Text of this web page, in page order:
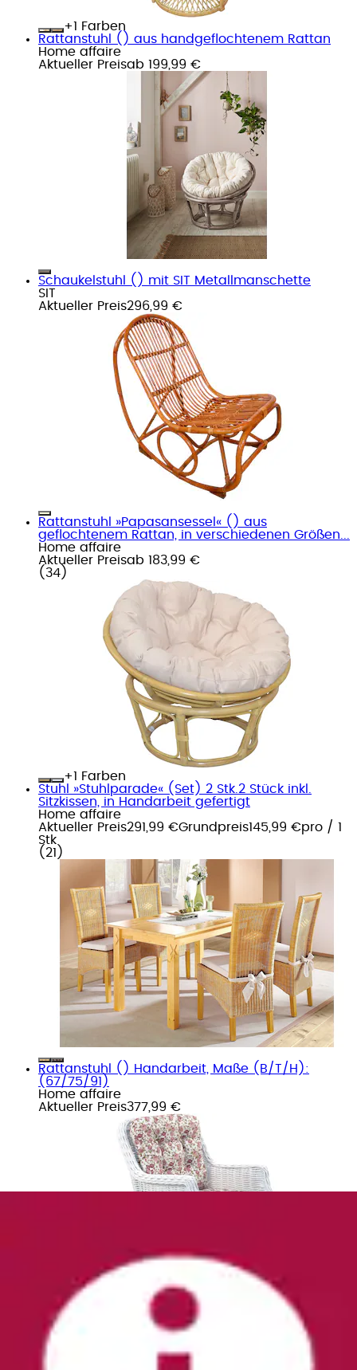
+
Farben
Rattanstuhl () aus handgeflochtenem Rattan
Home affaire
Aktueller Preisab 199,99 €
Schaukelstuhl () mit SIT Metallmanschette
SIT
Aktueller Preis296,99 €
Rattanstuhl »Papasansessel« () aus
geflochtenem Rattan, in verschiedenen Größen...
Home affaire
Aktueller Preisab 183,99 €
( 34 )
+
Farben
Stuhl »Stuhlparade« (Set) 2 Stk.2 Stück inkl.
Sitzkissen, in Handarbeit gefertigt
Home affaire
Aktueller Preis291,99 €Grundpreis145,99 €pro / 1
Stk
( 21 )
Rattanstuhl () Handarbeit, Maße (B/T/H):
(67/75/91)
Home affaire
Aktueller Preis377,99 €
Rattanstuhl »Stuhlparade« () 2 Stk.
Home affaire
Aktueller Preis
291,99 €